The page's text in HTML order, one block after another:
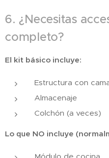
6. ¿Necesitas
completo?
El kit básico incluye:
Estructura con
Almacenaje
Colchón (a veces)
Lo que NO incluye